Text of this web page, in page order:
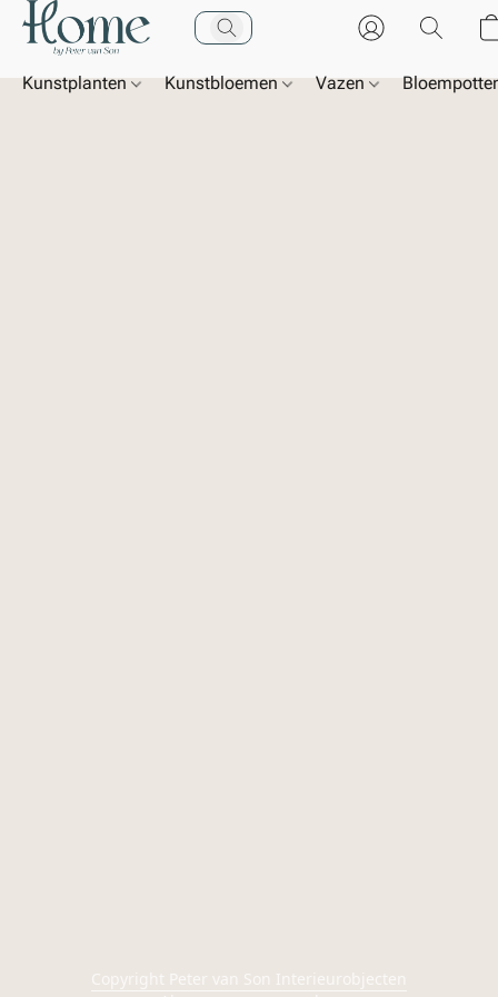
Kunstplanten Kunstbloemen Vazen
Copyright Peter van Son Interieurobjecten